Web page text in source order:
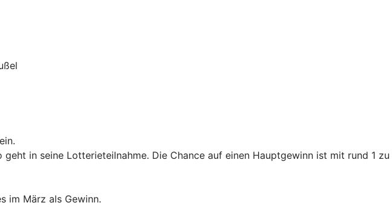
in seine Lotterieteilnahme. Die Chance auf einen Hauptgewinn ist mit rund 1 zu
im März als Gewinn.